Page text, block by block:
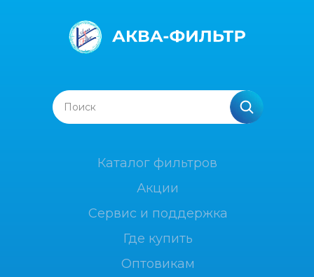
Поиск
Каталог фильтров
Акции
Сервис и поддержка
Где купить
Оптовикам